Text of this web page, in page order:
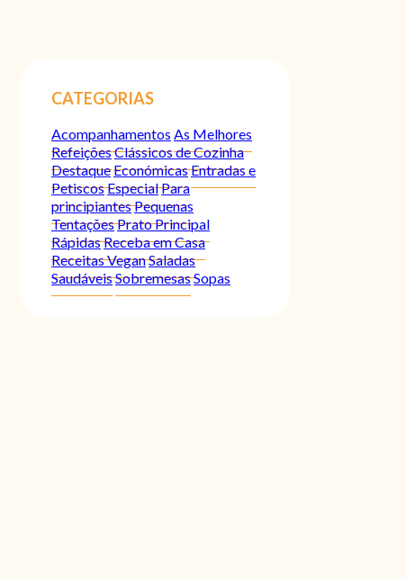
CATEGORIAS
Acompanhamentos As Melhores
RefeiçõesClássicos de Cozinha
Destaque EconómicasEntradas e
PetiscosEspecialPara
principiantesPequenas
TentaçõesPrato Principal
RápidasReceba em Casa
Receitas VeganSaladas
SaudáveisSobremesasSopas